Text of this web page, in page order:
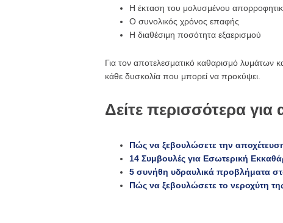
Η έκταση του μολυσμένου
Ο συνολικός χρόνος επαφής
Η διαθέσιμη ποσότητα εξαερισμού
Για τον αποτελεσματικό καθαρισμό λυμάτων
κάθε δυσκολία που μπορεί να προκύψει.
Δείτε περισσότερα
Πώς να ξεβουλώσετε την
14 Συμβουλές για Εσωτερική
5 συνήθη υδραυλικά προβλήματα
Πώς να ξεβουλώσετε το νεροχύτη